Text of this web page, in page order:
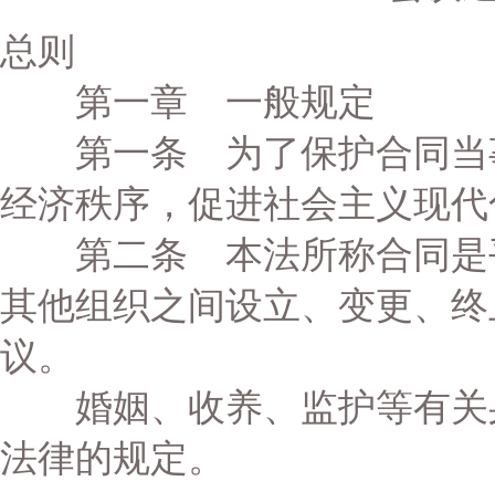
总则
第一章 一般规定
第一条 为了保护合同当
经济秩序，促进社会主义现
第二条 本法所称合同是
其他组织之间设立、变更、
议。
婚姻、收养、监护等有关
法律的规定。